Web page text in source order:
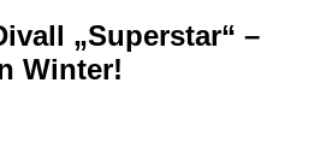
„Superstar“ –
Winter!